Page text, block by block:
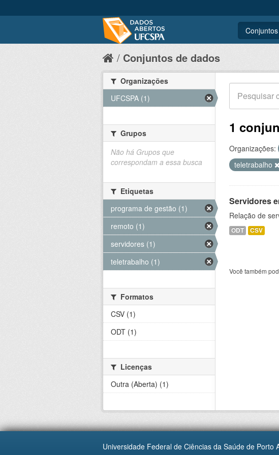
Conjuntos de dados
1
Organizações:
teletrabalho
Servidores
Relação de
ODT CSV
Você também
Organizações
UFCSPA (1)
Grupos
Não há Grupos que
correspondam a essa busca
Etiquetas
programa de gestão (1)
remoto (1)
servidores (1)
teletrabalho (1)
Formatos
CSV (1)
ODT (1)
Licenças
Outra (Aberta) (1)
Universidade Federal de Ciências da Saúde de Porto